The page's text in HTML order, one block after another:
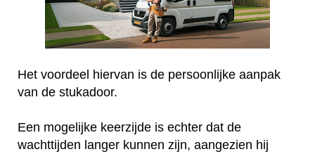
Het voordeel hiervan is de persoonlijke aanpak
van de stukadoor.
Een mogelijke keerzijde is echter dat de
wachttijden langer kunnen zijn, aangezien hij